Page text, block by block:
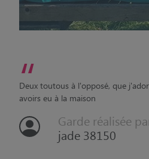
“
Deux toutous à l'opposé, que
avoirs eu à la maison
Garde réalisée
jade 38150